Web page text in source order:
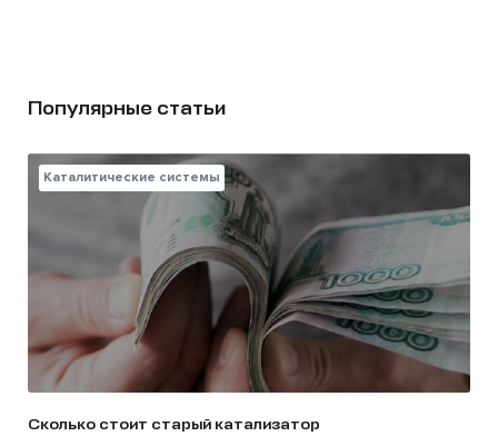
Популярные статьи
Каталитические системы
Сколько стоит старый катализатор